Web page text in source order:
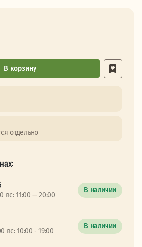
В корзину
отдельно
вс: 11:00 — 20:00
В наличии
вс: 10:00 - 19:00
В наличии